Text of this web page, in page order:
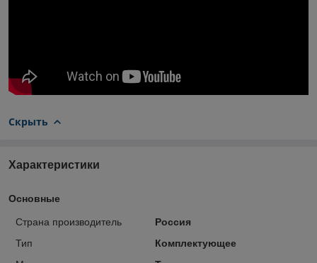
Скрыть
Характеристики
Основные
Страна производитель
Россия
Тип
Комплектующее